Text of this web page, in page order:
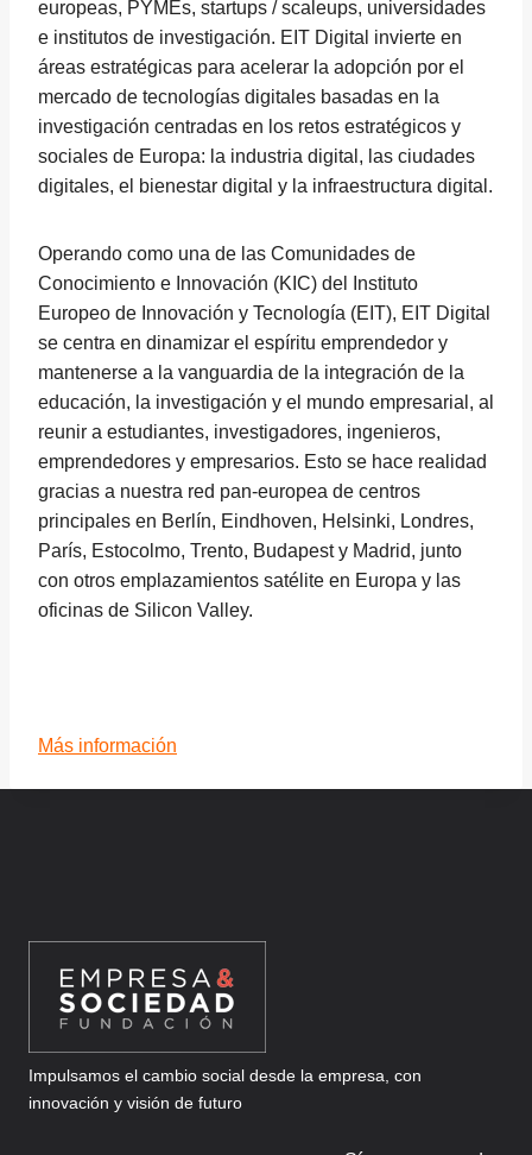
europeas, PYMEs, startups / scaleups, universidades
e institutos de investigación. EIT Digital invierte en
áreas estratégicas para acelerar la adopción por el
mercado de tecnologías digitales basadas en la
investigación centradas en los retos estratégicos y
sociales de Europa: la industria digital, las ciudades
digitales, el bienestar digital y la infraestructura digital.
Operando como una de las Comunidades de
Conocimiento e Innovación (KIC) del Instituto
Europeo de Innovación y Tecnología (EIT), EIT Digital
se centra en dinamizar el espíritu emprendedor y
mantenerse a la vanguardia de la integración de la
educación, la investigación y el mundo empresarial, al
reunir a estudiantes, investigadores, ingenieros,
emprendedores y empresarios. Esto se hace realidad
gracias a nuestra red pan-europea de centros
principales en Berlín, Eindhoven, Helsinki, Londres,
París, Estocolmo, Trento, Budapest y Madrid, junto
con otros emplazamientos satélite en Europa y las
oficinas de Silicon Valley.
Más información
Impulsamos el cambio social desde la empresa, con
innovación y visión de futuro